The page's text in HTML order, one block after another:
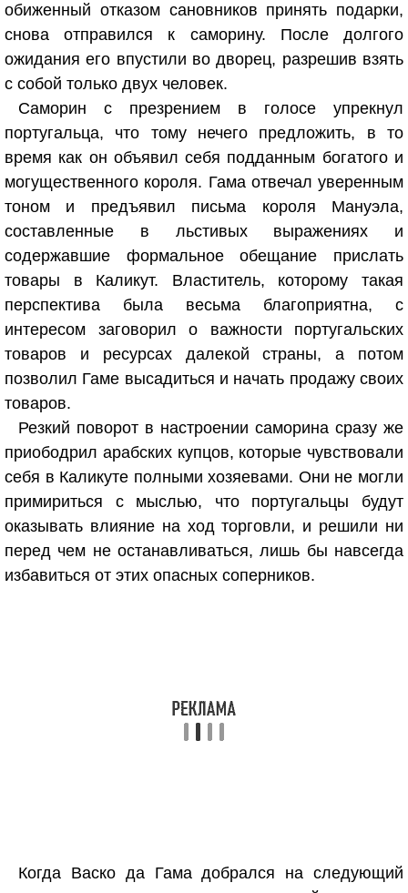
обиженный отказом сановников принять подарки,
снова отправился к саморину. После долгого
ожидания его впустили во дворец, разрешив взять
с собой только двух человек.
Саморин с презрением в голосе упрекнул
португальца, что тому нечего предложить, в то
время как он объявил себя подданным богатого и
могущественного короля. Гама отвечал уверенным
тоном и предъявил письма короля Мануэла,
составленные в льстивых выражениях и
содержавшие формальное обещание прислать
товары в Каликут. Властитель, которому такая
перспектива была весьма благоприятна, с
интересом заговорил о важности португальских
товаров и ресурсах далекой страны, а потом
позволил Гаме высадиться и начать продажу своих
товаров.
Резкий поворот в настроении саморина сразу же
приободрил арабских купцов, которые чувствовали
себя в Каликуте полными хозяевами. Они не могли
примириться с мыслью, что португальцы будут
оказывать влияние на ход торговли, и решили ни
перед чем не останавливаться, лишь бы навсегда
избавиться от этих опасных соперников.
Когда Васко да Гама добрался на следующий